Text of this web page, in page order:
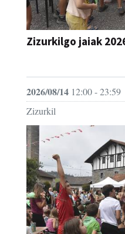
Zizurkilgo jaiak
2026/08/14 12:00 - 23:59
Zizurkil